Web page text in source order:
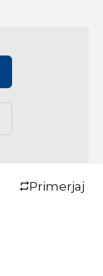
Primerjaj